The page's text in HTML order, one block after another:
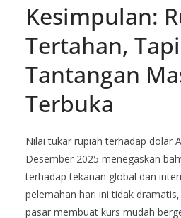
Kesimpulan:
Tertahan, Tapi
Tantangan
Terbuka
Nilai tukar rupiah terhadap dolar
Desember 2025 menegaskan
terhadap tekanan global dan
pelemahan hari ini tidak
pasar membuat kurs mudah